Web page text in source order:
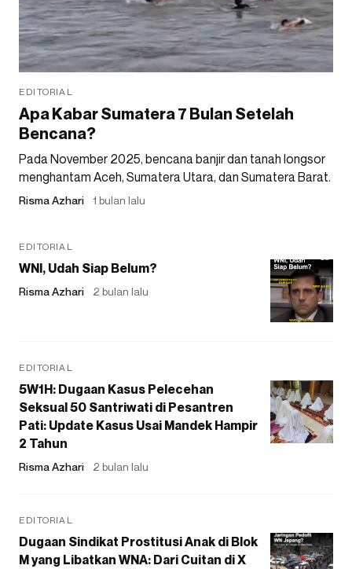
EDITORIAL
Apa Kabar Sumatera 7 Bulan Setelah
Bencana?
Pada November 2025, bencana banjir dan tanah longsor
menghantam Aceh, Sumatera Utara, dan Sumatera Barat.
Risma Azhari 1 bulan lalu
EDITORIAL
WNI, Udah Siap Belum?
Risma Azhari 2 bulan lalu
EDITORIAL
5W1H: Dugaan Kasus Pelecehan
Seksual 50 Santriwati di Pesantren
Pati: Update Kasus Usai Mandek Hampir
2 Tahun
Risma Azhari 2 bulan lalu
EDITORIAL
Dugaan Sindikat Prostitusi Anak di Blok
M yang Libatkan WNA: Dari Cuitan di X